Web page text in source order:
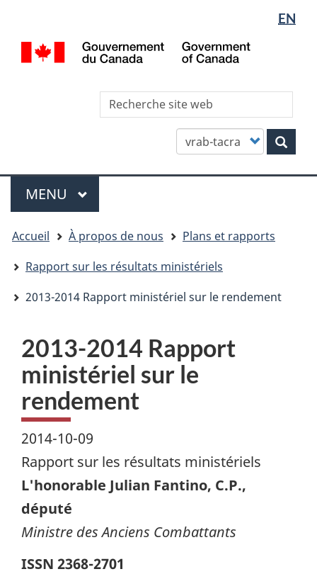
contenu
principal
"About
this
la
version
simplifiée
de
la
WxT
switcher
EN
Customize
your
Menu
MENU PRINCIPAL
are
here
Accueil À propos de nous
Plans et rapports
Rapport sur les résultats ministériels
2013-2014 Rapport ministériel sur le rendement
2013-2014 Rapport
ministériel sur le
rendement
2014-10-09
Rapport sur les résultats ministériels
L'honorable Julian Fantino, C.P.,
député
Ministre des Anciens Combattants
ISSN 2368-2701